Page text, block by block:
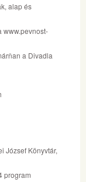
alap és
www.pevnost-
a Divadla
József Könyvtár,
program